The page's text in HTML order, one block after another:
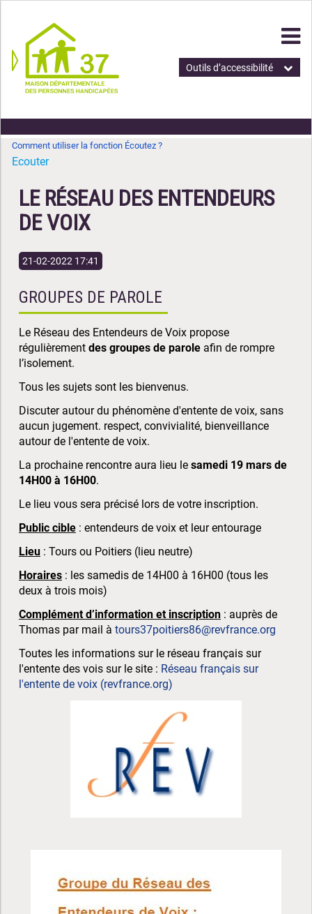
Outils d’accessibilité
Comment utiliser la fonction Écoutez ?
Ecouter
LE RÉSEAU DES ENTENDEURS
DE VOIX
21-02-2022 17:41
GROUPES DE PAROLE
Le Réseau des Entendeurs de Voix propose
régulièrement des groupes de parole afin de rompre
l’isolement.
Tous les sujets sont les bienvenus.
Discuter autour du phénomène d'entente de voix, sans
aucun jugement. respect, convivialité, bienveillance
autour de l'entente de voix.
La prochaine rencontre aura lieu le samedi 19 mars de
14H00 à 16H00.
Le lieu vous sera précisé lors de votre inscription.
Public cible : entendeurs de voix et leur entourage
Lieu : Tours ou Poitiers (lieu neutre)
Horaires : les samedis de 14H00 à 16H00 (tous les
deux à trois mois)
Complément d’information et inscription : auprès de
Thomas par mail à tours37poitiers86@revfrance.org
Toutes les informations sur le réseau français sur
l'entente des vois sur le site : Réseau français sur
l'entente de voix (revfrance.org)